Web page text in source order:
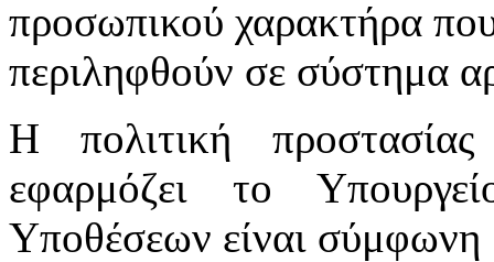
προσωπικού χαρακτήρα
περιληφθούν σε σύστημα
Η πολιτική
εφαρμόζει το
Υποθέσεων είναι σύμφωνη